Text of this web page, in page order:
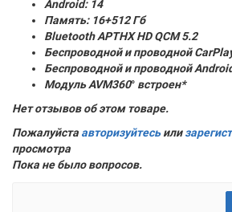
Android: 14
Память: 16+512 Гб
Bluetooth APTHX HD QCM 5.2
Беспроводной и проводной
Беспроводной и проводной
Модуль AVM360° встроен*
Нет отзывов об этом товаре.
Пожалуйста авторизуйтесьили
просмотра
Пока не было вопросов.